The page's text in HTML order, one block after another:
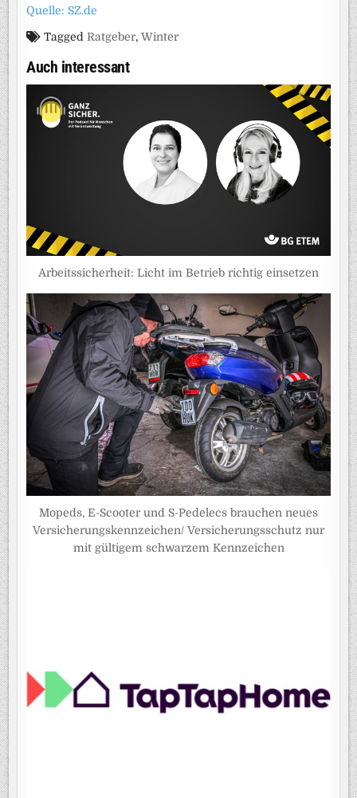
Quelle: SZ.de
TaggedRatgeber,Winter
Auch interessant
Arbeitssicherheit: Licht im Betrieb richtig einsetzen
Mopeds, E-Scooter und S-Pedelecs brauchen neues
Versicherungskennzeichen/ Versicherungsschutz nur
mit gültigem schwarzem Kennzeichen